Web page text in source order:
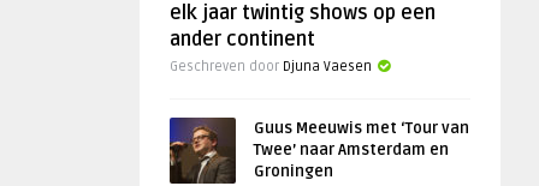
elk jaar twintig shows op een
ander continent
Geschreven door Djuna Vaesen
Guus Meeuwis met ‘Tour van
Twee’ naar Amsterdam en
Groningen